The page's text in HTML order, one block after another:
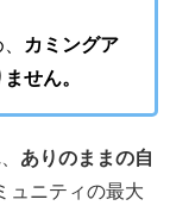
カミングア
せん。
ありのままの自
ュニティの最大